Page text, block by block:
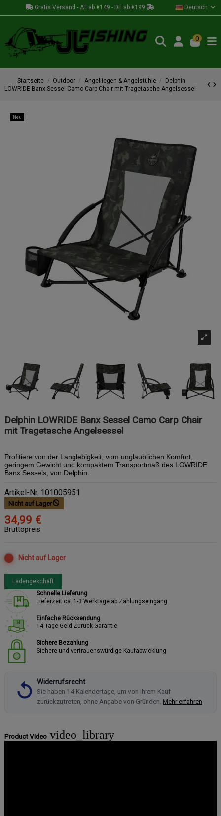
Gratis Versand - AT ab €149 - DE ab €199 Deutsch
0
Startseite Outdoor Angelliegen & Angelstühle
Delphin
LOWRIDE Banx Sessel Camo Carp Chair mit Tragetasche Angelsessel
Neu
Delphin LOWRIDE Banx Sessel Camo Carp Chair
mit Tragetasche Angelsessel
Profitiere von der Langlebigkeit, vom unglaublichen Komfort,
geringem Gewicht und kompaktem Transportmaß des LOWRIDE
Banx Sessels, von Delphin.
Artikel-Nr. 101005951
Nicht auf Lager
34,99 €
Bruttopreis
Nicht auf Lager
Ladengeschäft
Schnelle Lieferung
Lieferzeit ca. 1-3 Werktage ab Zahlungseingang
Einfache Rücksendung
14 Tage Geld-Zurück-Garantie
Sichere Bezahlung
Sichere und vertrauenswürdige Kaufabwicklung
Widerrufsrecht
Sie haben 14 Kalendertage, um von Ihrem Kauf
zurückzutreten, ohne Angabe von Gründen. Mehr erfahren
Product Video video_library